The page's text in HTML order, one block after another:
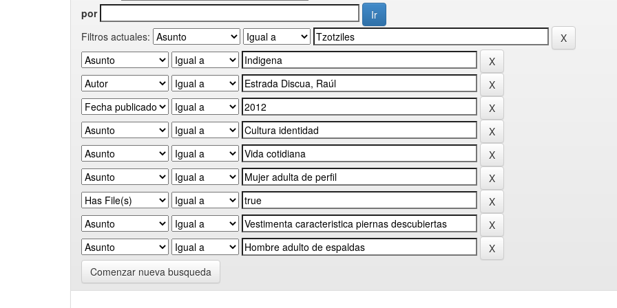
por
Filtros actuales:
Comenzar nueva busqueda